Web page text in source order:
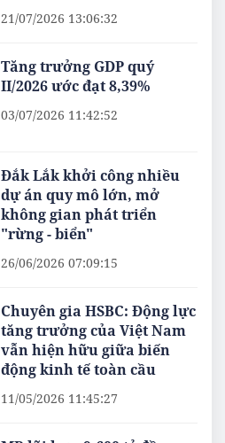
21/07/2026 13:06:32
Tăng trưởng GDP quý
II/2026 ước đạt 8,39%
03/07/2026 11:42:52
Đắk Lắk khởi công nhiều
dự án quy mô lớn, mở
không gian phát triển
"rừng - biển"
26/06/2026 07:09:15
Chuyên gia HSBC: Động lực
tăng trưởng của Việt Nam
vẫn hiện hữu giữa biến
động kinh tế toàn cầu
11/05/2026 11:45:27